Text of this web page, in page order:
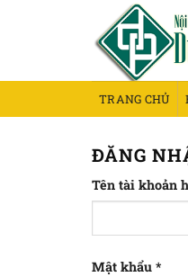
dung
TRANG CHỦ
ĐĂNG
Tên tài khoản
Mật khẩu *Bắt